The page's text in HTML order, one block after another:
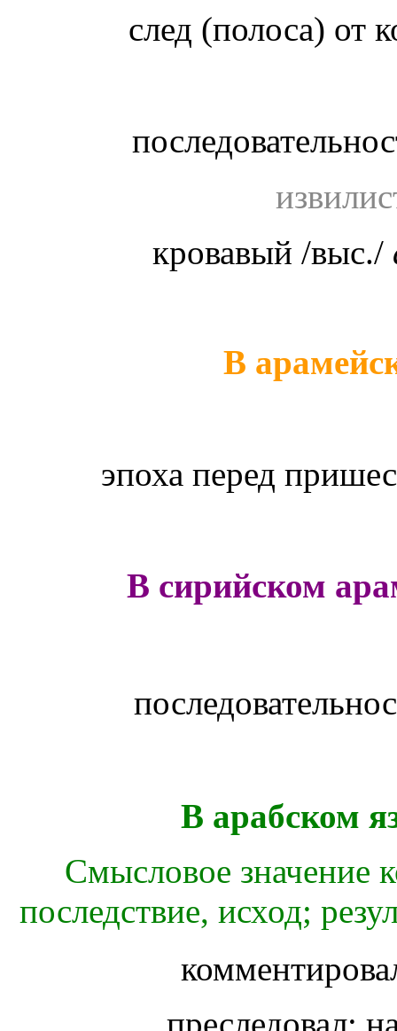
след (полоса) от
кровавый /выс./
В
эпоха перед
В сирийском
В арабском
Смысловое значение
последствие, исход;
преследовал;